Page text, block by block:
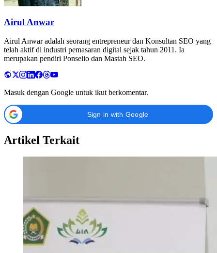
Airul Anwar
Airul Anwar adalah seorang entrepreneur dan Konsultan SEO yang
telah aktif di industri pemasaran digital sejak tahun 2011. Ia
merupakan pendiri Ponselio dan Mastah SEO.
Masuk dengan Google untuk ikut berkomentar.
Sign in with Google
Artikel Terkait